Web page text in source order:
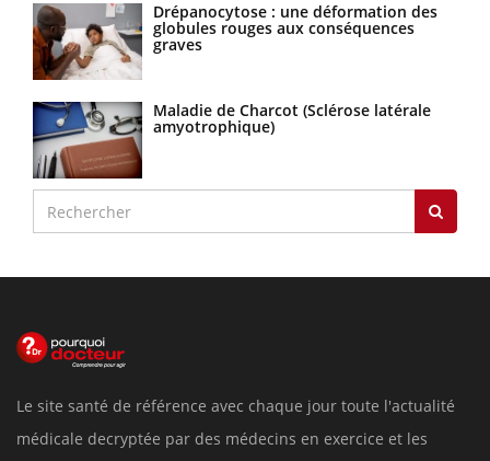
Drépanocytose : une déformation des
globules rouges aux conséquences
graves
Maladie de Charcot (Sclérose latérale
amyotrophique)
Le site santé de référence avec chaque jour toute l'actualité
médicale decryptée par des médecins en exercice et les